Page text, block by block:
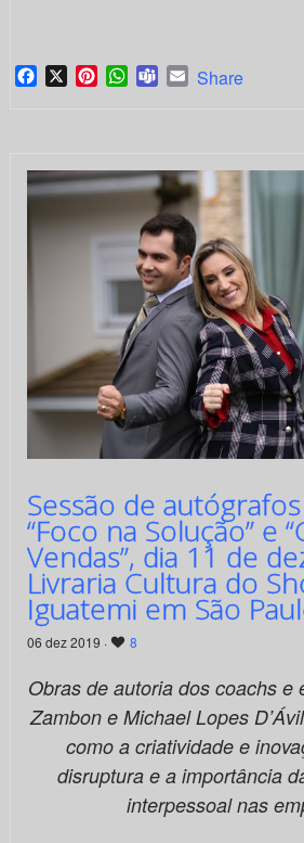
Facebook
X PinterestWhatsApp
TeamsEmail
Share
Sessão de
“Foco na Solução” e
Vendas”, dia 11 de
Livraria Cultura do
Iguatemi em São
06 dez 2019 · 8
Obras de autoria dos coachs e
Zambon e Michael Lopes
como a criatividade e
disruptura e a importância
interpessoal nas